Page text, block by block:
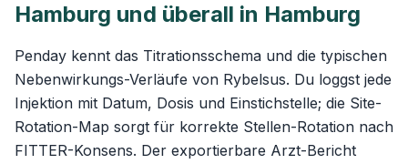
Hamburg und überall in Hamburg
Penday kennt das Titrationsschema und die typischen
Nebenwirkungs-Verläufe von Rybelsus. Du loggst jede
Injektion mit Datum, Dosis und Einstichstelle; die Site-
Rotation-Map sorgt für korrekte Stellen-Rotation nach
FITTER-Konsens. Der exportierbare Arzt-Bericht